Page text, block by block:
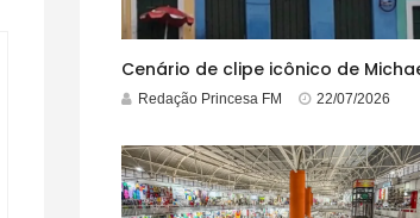
Redação Princesa FM 22/07/2026